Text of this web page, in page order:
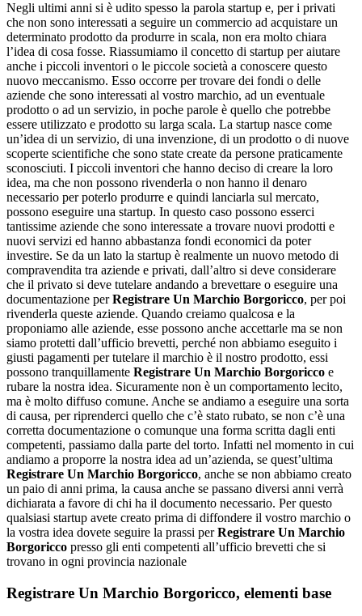
Negli ultimi anni si è udito spesso la parola startup e, per i privati
che non sono interessati a seguire un commercio ad acquistare un
determinato prodotto da produrre in scala, non era molto chiara
l’idea di cosa fosse. Riassumiamo il concetto di startup per aiutare
anche i piccoli inventori o le piccole società a conoscere questo
nuovo meccanismo. Esso occorre per trovare dei fondi o delle
aziende che sono interessati al vostro marchio, ad un eventuale
prodotto o ad un servizio, in poche parole è quello che potrebbe
essere utilizzato e prodotto su larga scala. La startup nasce come
un’idea di un servizio, di una invenzione, di un prodotto o di nuove
scoperte scientifiche che sono state create da persone praticamente
sconosciuti. I piccoli inventori che hanno deciso di creare la loro
idea, ma che non possono rivenderla o non hanno il denaro
necessario per poterlo produrre e quindi lanciarla sul mercato,
possono eseguire una startup. In questo caso possono esserci
tantissime aziende che sono interessate a trovare nuovi prodotti e
nuovi servizi ed hanno abbastanza fondi economici da poter
investire. Se da un lato la startup è realmente un nuovo metodo di
compravendita tra aziende e privati, dall’altro si deve considerare
che il privato si deve tutelare andando a brevettare o eseguire una
documentazione perRegistrare Un Marchio Borgoricco, per poi
rivenderla queste aziende. Quando creiamo qualcosa e la
proponiamo alle aziende, esse possono anche accettarle ma se non
siamo protetti dall’ufficio brevetti, perché non abbiamo eseguito i
giusti pagamenti per tutelare il marchio è il nostro prodotto, essi
possono tranquillamente Registrare Un Marchio Borgoricco e
rubare la nostra idea. Sicuramente non è un comportamento lecito,
ma è molto diffuso comune. Anche se andiamo a eseguire una sorta
di causa, per riprenderci quello che c’è stato rubato, se non c’è una
corretta documentazione o comunque una forma scritta dagli enti
competenti, passiamo dalla parte del torto. Infatti nel momento in cui
andiamo a proporre la nostra idea ad un’azienda, se quest’ultima
Registrare Un Marchio Borgoricco, anche se non abbiamo creato
un paio di anni prima, la causa anche se passano diversi anni verrà
dichiarata a favore di chi ha il documento necessario. Per questo
qualsiasi startup avete creato prima di diffondere il vostro marchio o
la vostra idea dovete seguire la prassi perRegistrare Un Marchio
Borgoricco presso gli enti competenti all’ufficio brevetti che si
trovano in ogni provincia nazionale
Registrare Un Marchio Borgoricco, elementi base